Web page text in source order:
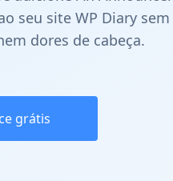
seu site WP Diary sem
dores de cabeça.
grátis